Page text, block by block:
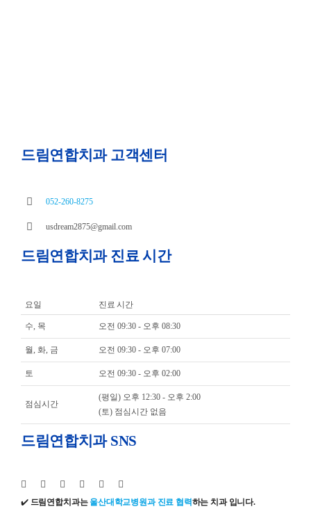
드림연합치과 고객센터
052-260-8275
usdream2875@gmail.com
드림연합치과 진료 시간
요일 진료 시간
수, 목 오전 09:30 - 오후 08:30
월, 화, 금 오전 09:30 - 오후 07:00
토 오전 09:30 - 오후 02:00
점심시간
(평일) 오후 12:30 - 오후 2:00
(토) 점심시간 없음
드림연합치과 SNS
✔️ 드림연합치과는 울산대학교병원과 진료 협력하는 치과 입니다.